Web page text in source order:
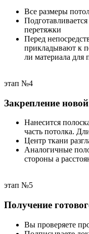
Все размеры
перетяжки
Перед
прикладывают к
ли материала для
этап №4
Закрепление
Haнecится
чacть потолка.
Центр ткани
Аналогичные
стороны a
этап №5
Получение
Вы проверяете